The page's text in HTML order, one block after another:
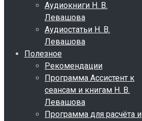
Аудиокниги Н. В.
Левашова
Аудиостатьи Н. В.
Левашова
Полезное
Рекомендации
Программа Ассистент к
сеансам и книгам Н. В.
Левашова
Программа для расчёта и